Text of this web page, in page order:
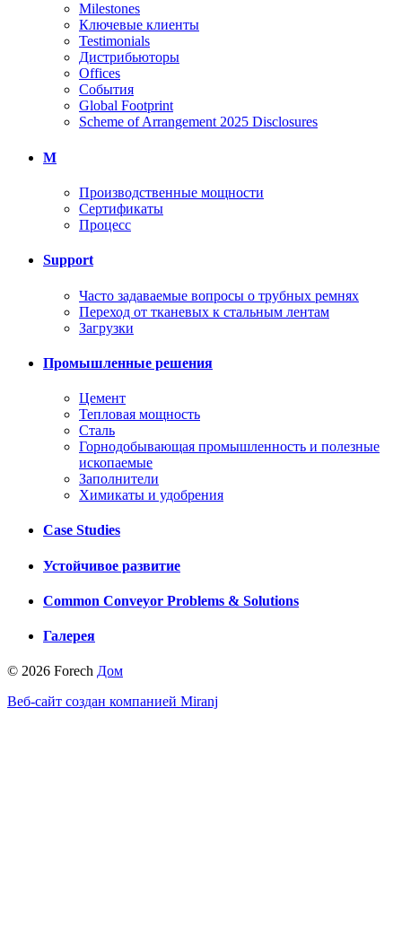
Milestones
Ключевые клиенты
Testimonials
Дистрибьюторы
Offices
События
Global Footprint
Scheme of Arrangement 2025 Disclosures
M
Производственные мощности
Сертификаты
Процесс
Support
Часто задаваемые вопросы о трубных ремнях
Переход от тканевых к стальным лентам
Загрузки
Промышленные решения
Цемент
Тепловая мощность
Сталь
Горнодобывающая промышленность и полезные
ископаемые
Заполнители
Химикаты и удобрения
Case Studies
Устойчивое развитие
Common Conveyor Problems & Solutions
Галерея
© 2026 Forech Дом
Веб-сайт создан компанией Miranj